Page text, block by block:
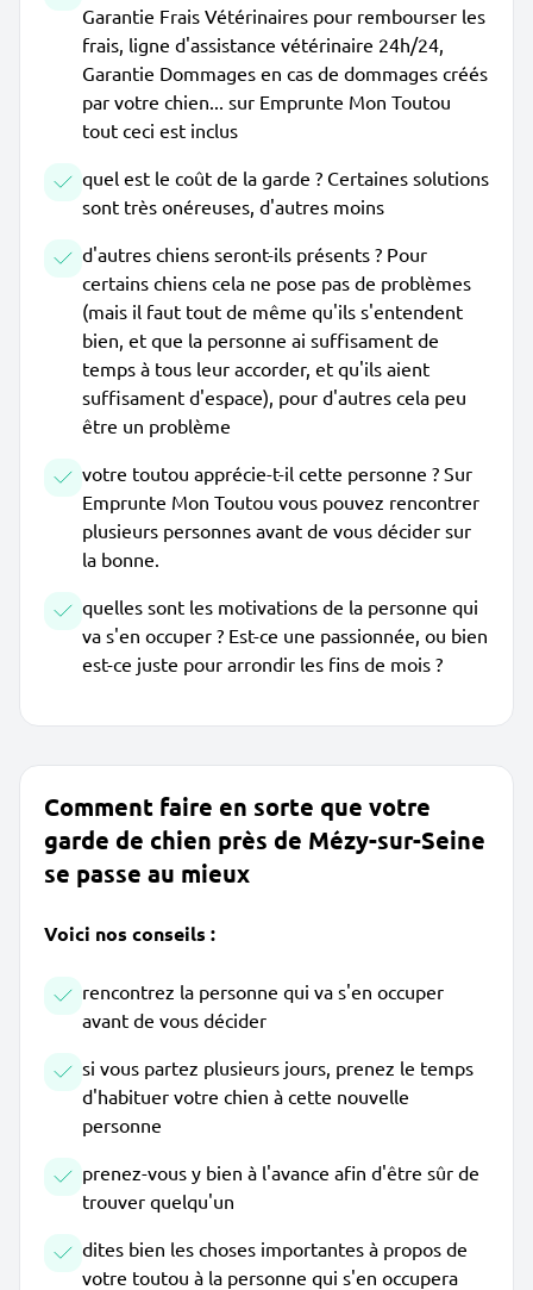
Garantie Frais Vétérinaires pour rembourser les
frais, ligne d'assistance vétérinaire 24h/24,
Garantie Dommages en cas de dommages créés
par votre chien... sur Emprunte Mon Toutou
tout ceci est inclus
quel est le coût de la garde ? Certaines solutions
sont très onéreuses, d'autres moins
d'autres chiens seront-ils présents ? Pour
certains chiens cela ne pose pas de problèmes
(mais il faut tout de même qu'ils s'entendent
bien, et que la personne ai suffisament de
temps à tous leur accorder, et qu'ils aient
suffisament d'espace), pour d'autres cela peu
être un problème
votre toutou apprécie-t-il cette personne ? Sur
Emprunte Mon Toutou vous pouvez rencontrer
plusieurs personnes avant de vous décider sur
la bonne.
quelles sont les motivations de la personne qui
va s'en occuper ? Est-ce une passionnée, ou bien
est-ce juste pour arrondir les fins de mois ?
Comment faire en sorte que votre
garde de chien près de Mézy-sur-Seine
se passe au mieux
Voici nos conseils :
rencontrez la personne qui va s'en occuper
avant de vous décider
si vous partez plusieurs jours, prenez le temps
d'habituer votre chien à cette nouvelle
personne
prenez-vous y bien à l'avance afin d'être sûr de
trouver quelqu'un
dites bien les choses importantes à propos de
votre toutou à la personne qui s'en occupera